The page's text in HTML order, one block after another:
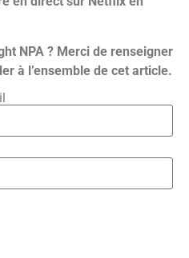
NPA ? Merci de renseigner
à l’ensemble de cet article.